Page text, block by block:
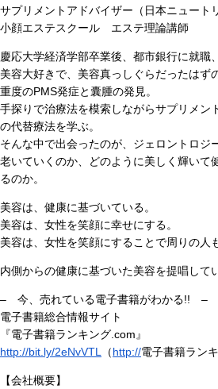
サプリメントアドバイザー（日本ニュート
小顔エステスクール エステ理論講師
慶応大学経済学部卒業後、都市銀行に就職
美容大好きで、美容真っしぐらだったはず
重度のPMS発症と囊腫の発見。
手探りで治療法を模索しながらサプリメン
の代替療法を学ぶ。
そんな中で出会ったのが、ジェロントロジ
老いていくのか、どのように美しく輝いて
るのか。
美容は、健康に基づいている。
美容は、女性を笑顔に幸せにする。
美容は、女性を笑顔にすることで周りの人
内側からの健康に基づいた美容を提唱して
– 今、売れている電子書籍がわかる!! –
電子書籍総合情報サイト
『電子書籍ランキング.com』
http://bit.ly/2eNvVTL
（http://電子書籍ラン
【会社概要】